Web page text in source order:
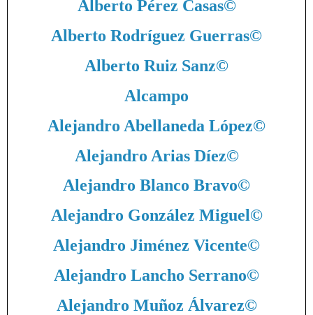
Alberto Pérez Casas©
Alberto Rodríguez Guerras©
Alberto Ruiz Sanz©
Alcampo
Alejandro Abellaneda López©
Alejandro Arias Díez©
Alejandro Blanco Bravo©
Alejandro González Miguel©
Alejandro Jiménez Vicente©
Alejandro Lancho Serrano©
Alejandro Muñoz Álvarez©